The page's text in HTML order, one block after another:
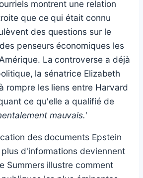
montrent une relation
que ce qui était connu
des questions sur le
penseurs économiques les
La controverse a déjà
la sénatrice Elizabeth
rompre les liens entre Harvard
ce qu'elle a qualifié de
mauvais.'
des documents Epstein
d'informations deviennent
Summers illustre comment